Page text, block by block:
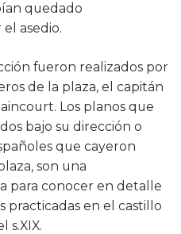
quedado
asedio.
fueron realizados por
de la plaza, el capitán
Los planos que
bajo su dirección o
que cayeron
son una
para conocer en detalle
practicadas en el castillo
s.XIX.